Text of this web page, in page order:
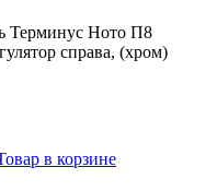
Терминус Ното П8
справа, (хром)
в корзине